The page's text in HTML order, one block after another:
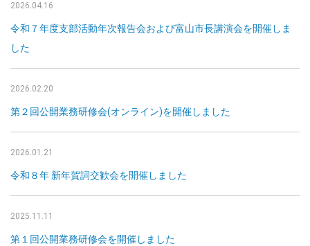
2026.04.16
令和７年度支部活動年次報告会および富山市長講演会を開催しま
した
2026.02.20
第２回公開業務研修会(オンライン)を開催しました
2026.01.21
令和８年 新年賀詞交歓会を開催しました
2025.11.11
第１回公開業務研修会を開催しました